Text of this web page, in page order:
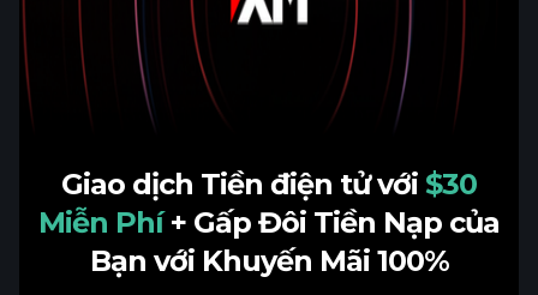
Giao dịch Tiền điện tử với $30
Miễn Phí + Gấp Đôi Tiền Nạp của
Bạn với Khuyến Mãi 100%